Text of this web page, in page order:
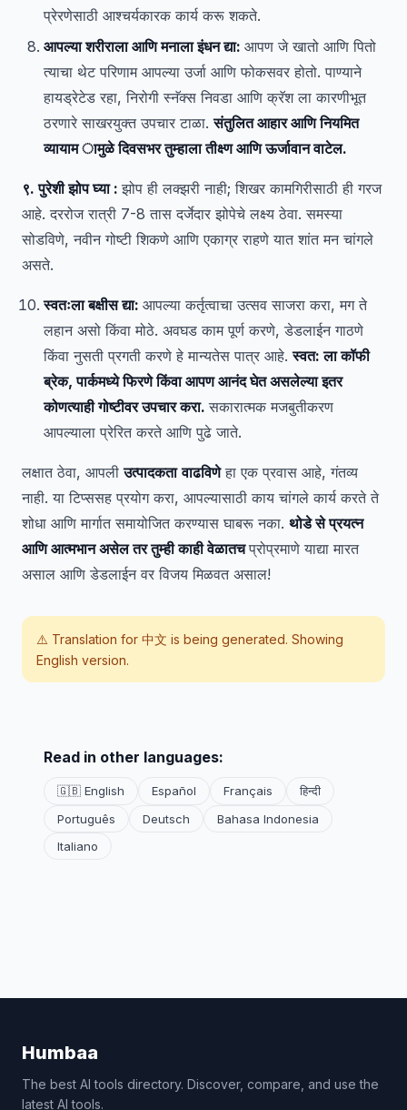
प्रेरणेसाठी आश्चर्यकारक कार्य करू शकते.
आपल्या शरीराला आणि मनाला इंधन द्या: आपण जे खातो आणि पितो
त्याचा थेट परिणाम आपल्या उर्जा आणि फोकसवर होतो. पाण्याने
हायड्रेटेड रहा, निरोगी स्नॅक्स निवडा आणि क्रॅश ला कारणीभूत
ठरणारे साखरयुक्त उपचार टाळा.संतुलित आहार आणि नियमित
व्यायाम ामुळे दिवसभर तुम्हाला तीक्ष्ण आणि ऊर्जावान वाटेल.
९. पुरेशी झोप घ्या :झोप ही लक्झरी नाही; शिखर कामगिरीसाठी ही गरज
आहे. दररोज रात्री 7-8 तास दर्जेदार झोपेचे लक्ष्य ठेवा. समस्या
सोडविणे, नवीन गोष्टी शिकणे आणि एकाग्र राहणे यात शांत मन चांगले
असते.
स्वतःला बक्षीस द्या: आपल्या कर्तृत्वाचा उत्सव साजरा करा, मग ते
लहान असो किंवा मोठे. अवघड काम पूर्ण करणे, डेडलाईन गाठणे
किंवा नुसती प्रगती करणे हे मान्यतेस पात्र आहे.स्वत: ला कॉफी
ब्रेक, पार्कमध्ये फिरणे किंवा आपण आनंद घेत असलेल्या इतर
कोणत्याही गोष्टीवर उपचार करा.सकारात्मक मजबुतीकरण
आपल्याला प्रेरित करते आणि पुढे जाते.
लक्षात ठेवा, आपलीउत्पादकता वाढविणेहा एक प्रवास आहे, गंतव्य
नाही. या टिप्ससह प्रयोग करा, आपल्यासाठी काय चांगले कार्य करते ते
शोधा आणि मार्गात समायोजित करण्यास घाबरू नका. थोडे से प्रयत्न
आणि आत्मभान असेल तर तुम्ही काही वेळातचप्रोप्रमाणे याद्या मारत
असाल आणि डेडलाईन वर विजय मिळवत असाल!
⚠️ Translation for 中文 is being generated. Showing
English version.
Read in other languages:
🇬🇧 English Español Français
हिन्दी
Português
Deutsch
Bahasa Indonesia
Italiano
Humbaa
The best AI tools directory. Discover, compare, and use the
latest AI tools.